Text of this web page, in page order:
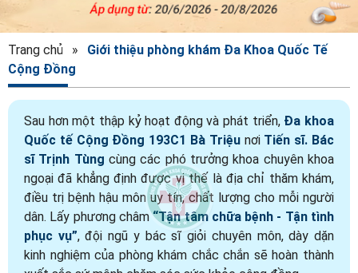
Trang chủ »
Giới thiệu phòng khám Đa Khoa Quốc Tế
Cộng Đồng
Sau hơn một thập kỷ hoạt động và phát triển, Đa khoa
Quốc tế Cộng Đồng 193C1 Bà Triệunơi Tiến sĩ. Bác
sĩ Trịnh Tùng cùng các phó trưởng khoa chuyên khoa
ngoại đã khẳng định được vị thế là địa chỉ thăm khám,
điều trị bệnh hậu môn uy tín, chất lượng cho mỗi người
dân. Lấy phương châm“Tận tâm chữa bệnh - Tận tình
phục vụ”, đội ngũ y bác sĩ giỏi chuyên môn, dày dặn
kinh nghiệm của phòng khám chắc chắn sẽ hoàn thành